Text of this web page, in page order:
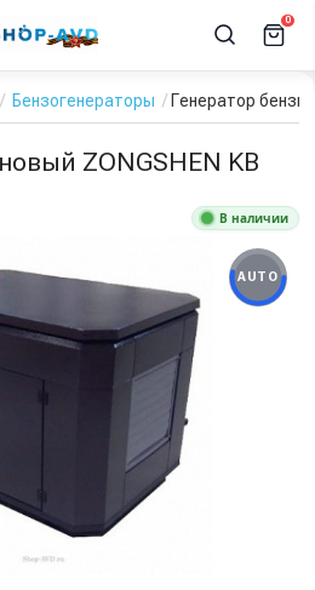
0
Бензогенераторы Генератор
ZONGSHEN KB
В наличии
AUTO